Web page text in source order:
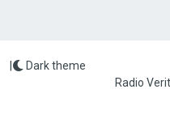
Radio
Dark theme